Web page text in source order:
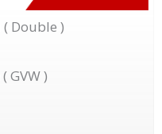
Double )
GVW )